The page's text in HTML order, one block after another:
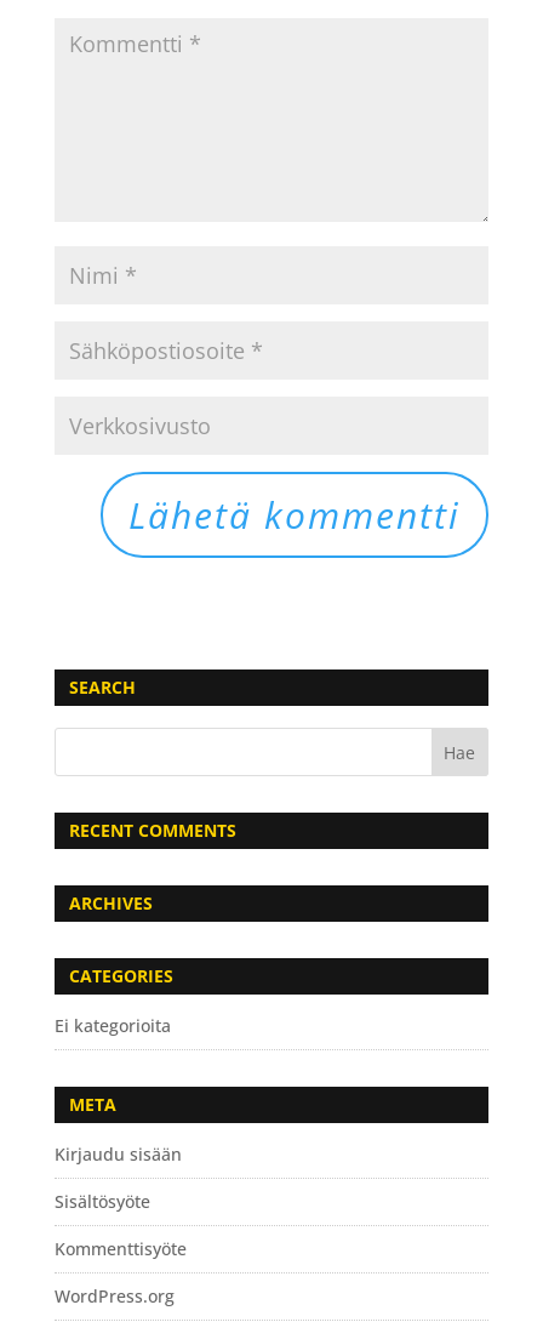
SEARCH
RECENT COMMENTS
ARCHIVES
CATEGORIES
Ei kategorioita
META
Kirjaudu sisään
Sisältösyöte
Kommenttisyöte
WordPress.org